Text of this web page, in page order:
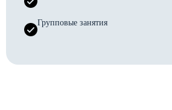
Групповые занятия